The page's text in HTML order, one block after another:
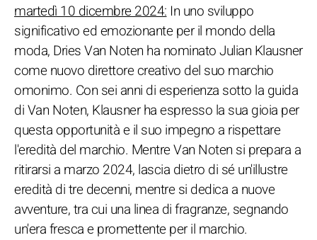
martedì 10 dicembre 2024: In uno sviluppo
significativo ed emozionante per il mondo della
moda, Dries Van Noten ha nominato Julian Klausner
come nuovo direttore creativo del suo marchio
omonimo. Con sei anni di esperienza sotto la guida
di Van Noten, Klausner ha espresso la sua gioia per
questa opportunità e il suo impegno a rispettare
l'eredità del marchio. Mentre Van Noten si prepara a
ritirarsi a marzo 2024, lascia dietro di sé un'illustre
eredità di tre decenni, mentre si dedica a nuove
avventure, tra cui una linea di fragranze, segnando
un'era fresca e promettente per il marchio.